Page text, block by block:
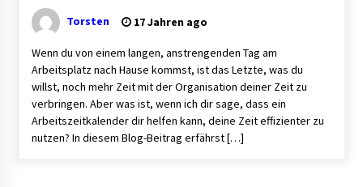
Geräten und Verfahren ankommt
Verwaltung Sondereigentum: Aufgaben,
Vorteile und wichtige Unterschiede zur WEG-
Verwaltung
2 Monaten ago
Torsten 17 Jahren ago
Wenn du von einem langen, anstrengenden Tag am
Arbeitsplatz nach Hause kommst, ist das Letzte, was du
willst, noch mehr Zeit mit der Organisation deiner Zeit zu
verbringen. Aber was ist, wenn ich dir sage, dass ein
Arbeitszeitkalender dir helfen kann, deine Zeit effizienter zu
nutzen? In diesem Blog-Beitrag erfährst […]